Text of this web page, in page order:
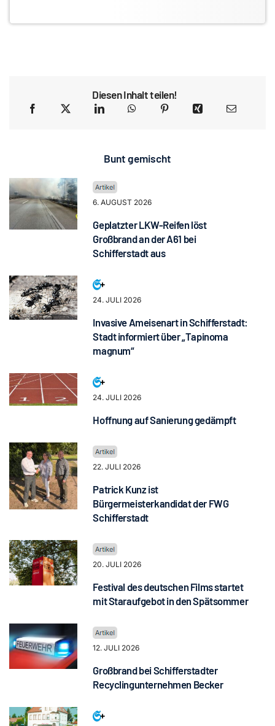
Diesen Inhalt teilen!
Bunt gemischt
6. AUGUST 2026
Geplatzter LKW-Reifen löst
Großbrand an der A61 bei
Schifferstadt aus
24. JULI 2026
Invasive Ameisenart in Schifferstadt:
Stadt informiert über „Tapinoma
magnum“
24. JULI 2026
Hoffnung auf Sanierung gedämpft
22. JULI 2026
Patrick Kunz ist
Bürgermeisterkandidat der FWG
Schifferstadt
20. JULI 2026
Festival des deutschen Films startet
mit Staraufgebot in den Spätsommer
12. JULI 2026
Großbrand bei Schifferstadter
Recyclingunternehmen Becker